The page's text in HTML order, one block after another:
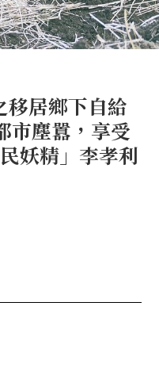
移居鄉下自給
市塵囂，享受
妖精」李孝利